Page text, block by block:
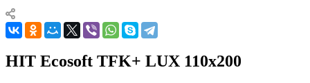
HIT Ecosoft TFK+ LUX 110x200